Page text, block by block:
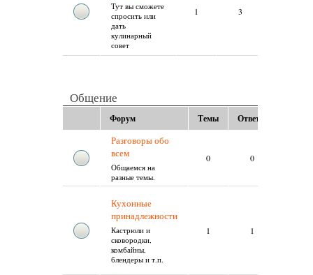
Тут вы сможете
спросить или
дать
кулинарный
совет
1 3
Общение
Форум Темы Ответы
Разговоры обо
всем
Общаемся на
разные темы.
0 0
Кухонные
принадлежности
Кастрюли и
сковородки,
комбайны,
блендеры и т.п.
1 1